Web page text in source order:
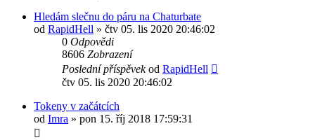
Hledám slečnu do páru na Chaturbate
od RapidHell » čtv 05. lis 2020 20:46:02
0 Odpovědi
8606 Zobrazení
Poslední příspěvekod RapidHell
čtv 05. lis 2020 20:46:02
Tokeny v začátcích
od Imra » pon 15. říj 2018 17:59:31